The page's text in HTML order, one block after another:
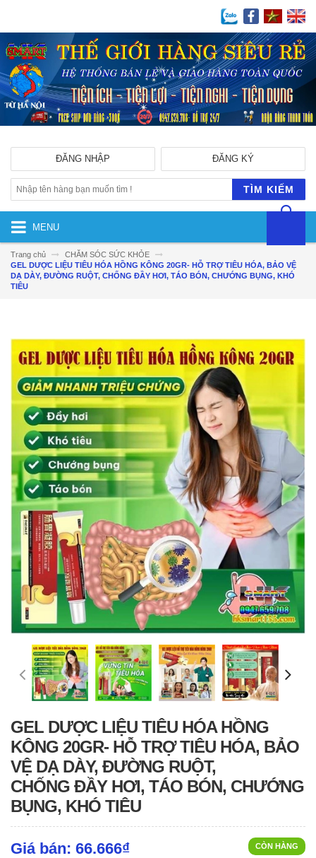
ĐĂNG KÝ
ĐĂNG NHẬP
TÌM KIẾM
MENU
Trang chủ
CHĂM SÓC SỨC KHỎE
GEL DƯỢC LIỆU TIÊU HÓA HỒNG KÔNG 20GR- HỖ TRỢ TIÊU HÓA, BẢO VỆ
DẠ DÀY, ĐƯỜNG RUỘT, CHỐNG ĐẦY HƠI, TÁO BÓN, CHƯỚNG BỤNG, KHÓ
TIÊU
GEL DƯỢC LIỆU TIÊU HÓA HỒNG
KÔNG 20GR- HỖ TRỢ TIÊU HÓA, BẢO
VỆ DẠ DÀY, ĐƯỜNG RUỘT,
CHỐNG ĐẦY HƠI, TÁO BÓN, CHƯỚNG
BỤNG, KHÓ TIÊU
CÒN HÀNG
Giá bán: 66.666₫